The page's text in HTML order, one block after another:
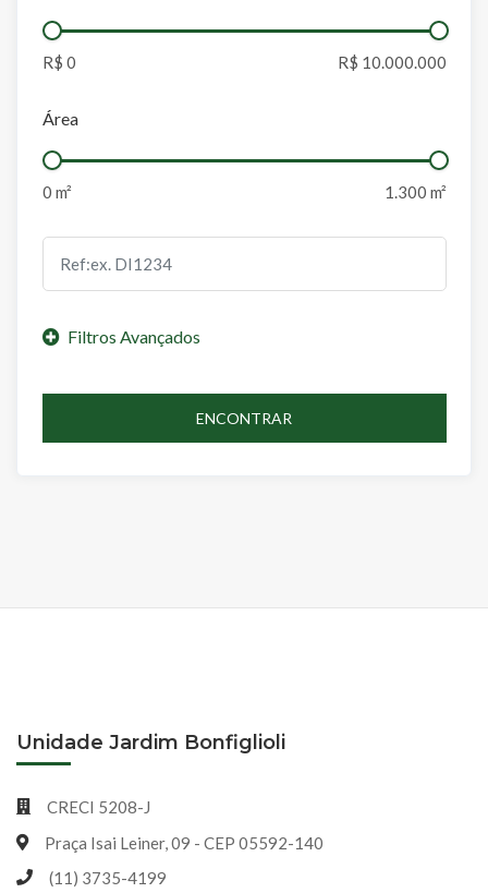
Área
ENCONTRAR
Unidade Jardim Bonfiglioli
CRECI 5208-J
Praça Isai Leiner, 09 - CEP 05592-140
(11) 3735-4199